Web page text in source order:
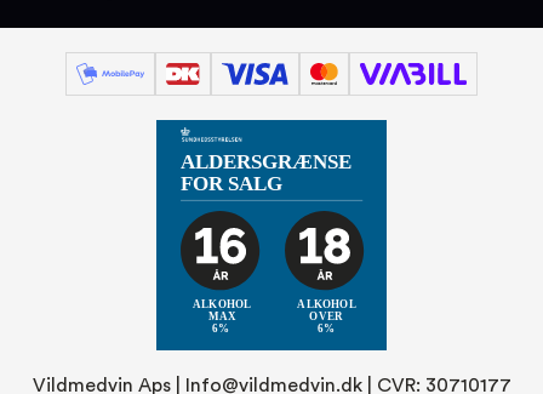
Vildmedvin Aps | Info@vildmedvin.dk| CVR: 30710177